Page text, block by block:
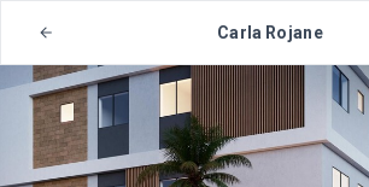
Carla Rojane